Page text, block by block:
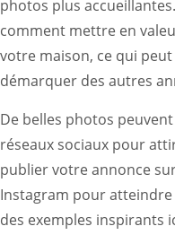
photos plus
comment mettre en
votre maison, ce qui
démarquer des autres
De belles photos
réseaux sociaux pour
publier votre annonce
Instagram pour
des exemples inspirants